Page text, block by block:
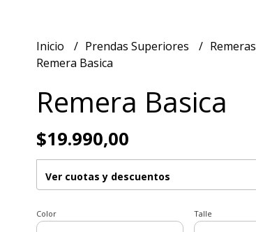
Inicio Prendas Superiores
Remeras
Remera Basica
Remera Basica
$19.990,00
Ver cuotas y descuentos
Color Talle